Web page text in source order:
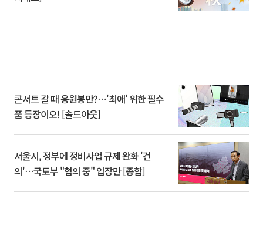
콘서트 갈 때 응원봉만?⋯'최애' 위한 필수
품 등장이오! [솔드아웃]
서울시, 정부에 정비사업 규제 완화 '건
의'⋯국토부 "협의 중" 입장만 [종합]